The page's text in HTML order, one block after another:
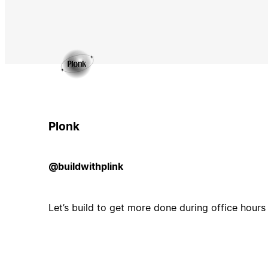
Plonk
@buildwithplink
Let’s build to get more done during office